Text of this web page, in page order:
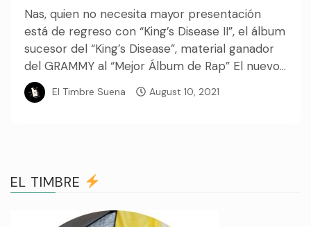
Nas, quien no necesita mayor presentación
está de regreso con “King’s Disease II”, el álbum
sucesor del “King’s Disease”, material ganador
del GRAMMY al “Mejor Álbum de Rap” El nuevo...
El Timbre Suena August 10, 2021
EL TIMBRE